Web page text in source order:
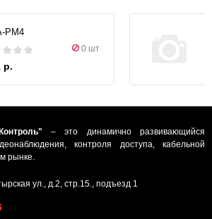
PM4
0 шт
р.
– это динамично развивающийся
контроля доступа, кабельной
рынке.
ул., д.2, стр.15., подъезд 1